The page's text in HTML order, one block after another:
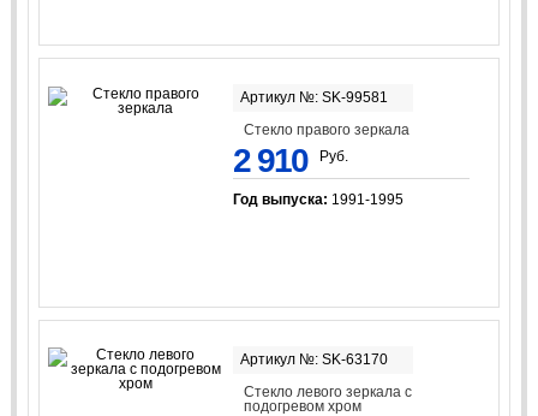
Артикул №: SK-99581
Стекло правого зеркала
2 910 Руб.
Год выпуска: 1991-1995
Артикул №: SK-63170
Стекло левого зеркала с
подогревом хром